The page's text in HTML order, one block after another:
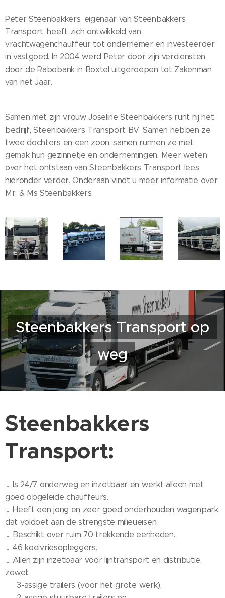
Peter Steenbakkers, eigenaar van Steenbakkers
Transport, heeft zich ontwikkeld van
vrachtwagenchauffeur tot ondernemer en investeerder
in vastgoed. In 2004 werd Peter door zijn verdiensten
door de Rabobank in Boxtel uitgeroepen tot Zakenman
van het Jaar.
Samen met zijn vrouw Joseline Steenbakkers runt hij het
bedrijf, Steenbakkers Transport BV. Samen hebben ze
twee dochters en een zoon, samen runnen ze met
gemak hun gezinnetje en ondernemingen. Meer weten
over het ontstaan van Steenbakkers Transport lees
hieronder verder. Onderaan vindt u meer informatie over
Mr. & Ms Steenbakkers.
Steenbakkers Transport op
weg
Steenbakkers
Transport:
.... Is 24/7 onderweg en inzetbaar en werkt alleen met
goed opgeleide chauffeurs.
.... Heeft een jong en zeer goed onderhouden wagenpark,
dat voldoet aan de strengste milieueisen.
.... Beschikt over ruim 70 trekkende eenheden.
.... 46 koelvriesopleggers.
.... Allen zijn inzetbaar voor lijntransport en distributie,
zowel:
3-assige trailers (voor het grote werk),